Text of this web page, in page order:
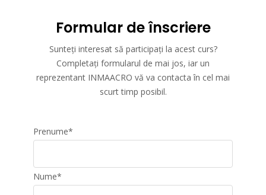
Formular de înscriere
Sunteți interesat să participați la acest curs?
Completați formularul de mai jos, iar un
reprezentant INMAACRO vă va contacta în cel mai
scurt timp posibil.
Prenume*
Nume*